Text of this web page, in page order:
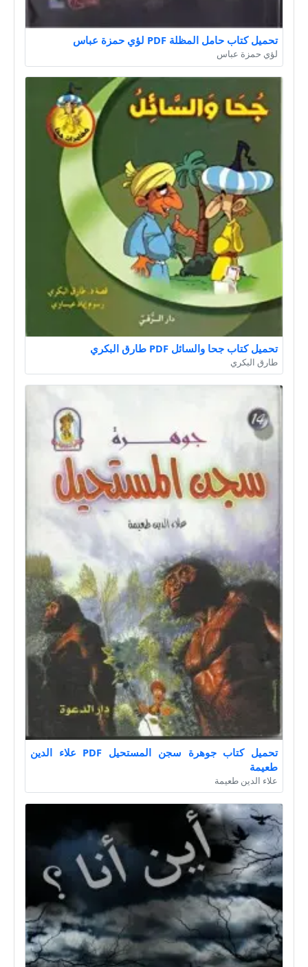
تحميل كتاب حامل المظلة PDF لؤي حمزة عباس
لؤي حمزة عباس
تحميل كتاب جحا والسائل PDF طارق البكري
طارق البكري
تحميل كتاب جوهرة سجن المستحيل PDF علاء الدين
طعيمة
علاء الدين طعيمة